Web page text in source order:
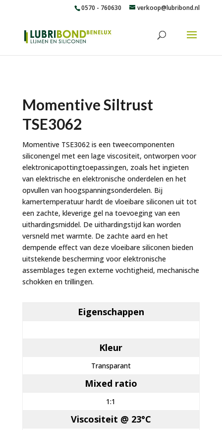
0570 - 760630 verkoop@lubribond.nl
Momentive Siltrust
TSE3062
Momentive TSE3062 is een tweecomponenten
siliconengel met een lage viscositeit, ontworpen voor
elektronicapottingtoepassingen, zoals het ingieten
van elektrische en elektronische onderdelen en het
opvullen van hoogspanningsonderdelen. Bij
kamertemperatuur hardt de vloeibare siliconen uit tot
een zachte, kleverige gel na toevoeging van een
uithardingsmiddel. De uithardingstijd kan worden
versneld met warmte. De zachte aard en het
dempende effect van deze vloeibare siliconen bieden
uitstekende bescherming voor elektronische
assemblages tegen externe vochtigheid, mechanische
schokken en trillingen.
Eigenschappen
Kleur
Transparant
Mixed ratio
1:1
Viscositeit @ 23°C